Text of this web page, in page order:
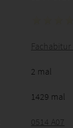
Fachabitur
2 mal
1429 mal
0514 A07